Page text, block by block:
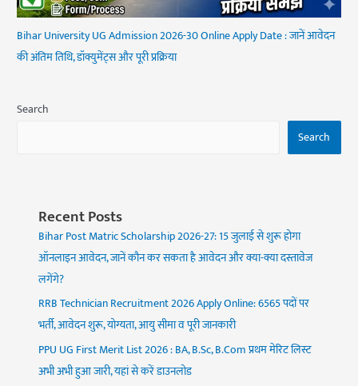
Bihar University UG Admission 2026-30 Online Apply Date : जानें आवेदन
की अंतिम तिथि, डॉक्युमेंट्स और पूरी प्रक्रिया
Search
Search
Recent Posts
Bihar Post Matric Scholarship 2026-27: 15 जुलाई से शुरू होगा
ऑनलाइन आवेदन, जानें कौन कर सकता है आवेदन और क्या-क्या दस्तावेज
लगेंगे?
RRB Technician Recruitment 2026 Apply Online: 6565 पदों पर
भर्ती, आवेदन शुरू, योग्यता, आयु सीमा व पूरी जानकारी
PPU UG First Merit List 2026 : BA, B.Sc, B.Com प्रथम मेरिट लिस्ट
अभी अभी हुआ जारी, यहां से करें डाउनलोड